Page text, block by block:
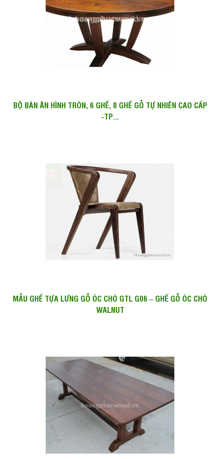
BỘ BÀN ĂN HÌNH TRÒN, 6 GHẾ, 8 GHẾ GỖ TỰ NHIÊN CAO CẤP
-TP...
MẪU GHẾ TỰA LƯNG GỖ ÓC CHÓ GTL G06 – GHẾ GỖ ÓC CHÓ
WALNUT